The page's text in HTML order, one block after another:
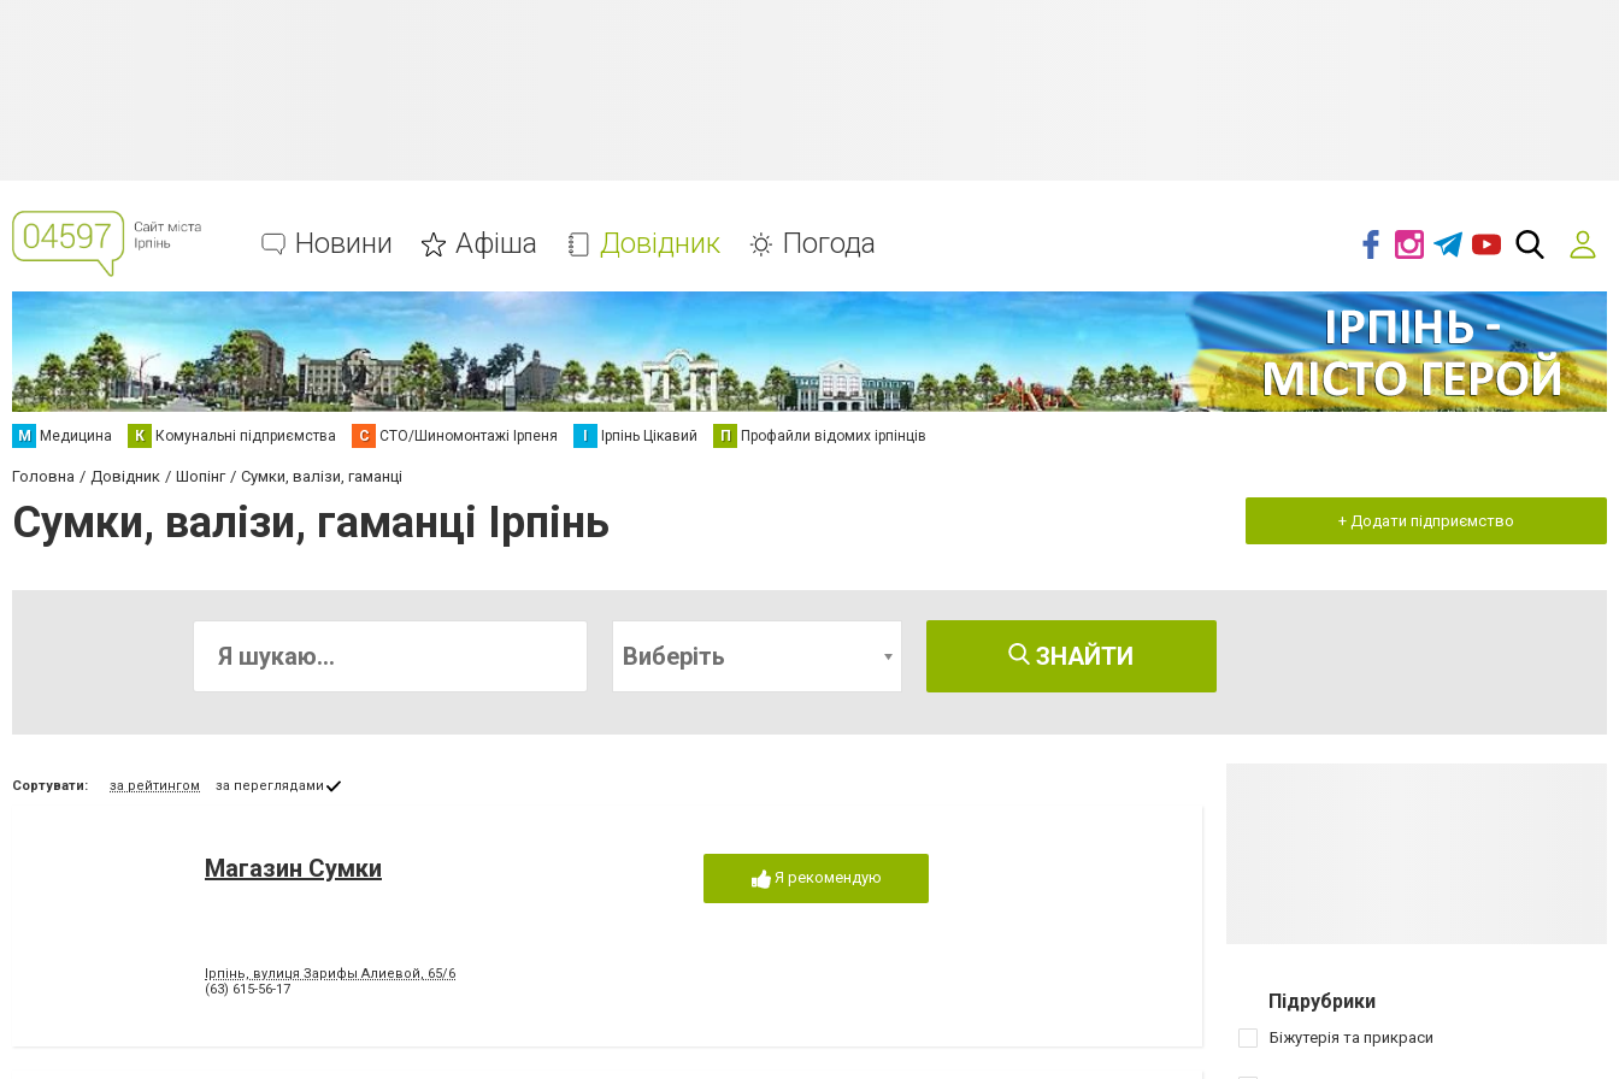
Новини Афіша Довідник Погода
М Медицина К Комунальні підприємства С СТО/Шиномонтажі Ірпеня І Ірпінь Цікавий П Профайли відомих ірпінців
Головна Довідник Шопінг Сумки, валізи, гаманці
Сумки, валізи, гаманці Ірпінь + Додати підприємство
Виберіть ЗНАЙТИ
Сортувати: за рейтингом за переглядами
Магазин Сумки
Ірпінь, вулиця Зарифы Алиевой, 65/6
(63) 615-56-17
Я рекомендую
Підрубрики
Біжутерія та прикраси